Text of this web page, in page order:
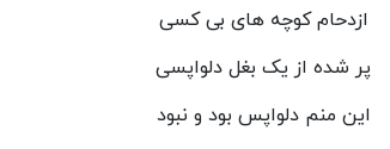
ازدحام کوچه های بی کسی
پر شده از یک بغل دلواپسی
این منم دلواپس بود و نبود